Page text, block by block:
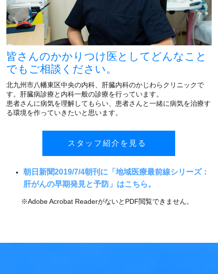
皆さんのかかりつけ医としてどんなこと
でもご相談ください。
北九州市八幡東区中央の内科、肝臓内科のかじわらクリニックで
す。肝臓病診療と内科一般の診療を行っています。
患者さんに病気を理解してもらい、患者さんと一緒に病気を治療す
る環境を作っていきたいと思います。
スタッフ紹介を見る
朝日新聞2019/7/4朝刊に「地域医療最前線シリーズ：
肝がんの早期発見と予防」はこちら。
※Adobe Acrobat ReaderがないとPDF閲覧できません。